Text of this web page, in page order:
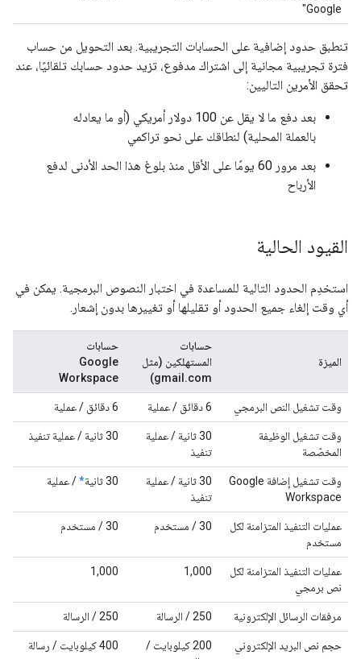
Google"
تنطبق حدود إضافية على الحسابات التجريبية. بعد التحويل من حساب
فترة تجريبية مجانية إلى اشتراك مدفوع، تزيد حدود حسابك تلقائيًا، عند
تحقق الأمرين التاليين:
بعد دفع ما لا يقل عن 100 دولار أمريكي (أو ما يعادله
بالعملة المحلية) لنطاقك على نحو تراكمي
بعد مرور 60 يومًا على الأقل منذ بلوغ هذا الحد الأدنى لدفع
الأرباح
القيود الحالية
استخدِم الحدود التالية للمساعدة في اختبار النصوص البرمجية. يمكن في
أي وقت إلغاء جميع الحدود أو تقليلها أو تغييرها بدون إشعار.
الميزة
حسابات
المستهلكين (مثل
gmail.com)
حسابات
Google
Workspace
وقت تشغيل النص البرمجي ‫6 دقائق / عملية ‫6 دقائق / عملية
وقت تشغيل الوظيفة
المخصّصة
‫30 ثانية / عملية
تنفيذ
‫30 ثانية / عملية تنفيذ
وقت تشغيل إضافة Google
Workspace
‫30 ثانية / عملية
تنفيذ
‫30 ثانية */ عملية
عمليات التنفيذ المتزامنة لكل
مستخدم
‫30 / مستخدم ‫30 / مستخدم
عمليات التنفيذ المتزامنة لكل
نص برمجي
1,000
1,000
مرفقات الرسائل الإلكترونية ‫250 / الرسالة ‫250 / الرسالة
حجم نص البريد الإلكتروني
‫200 كيلوبايت /
‫400 كيلوبايت / رسالة